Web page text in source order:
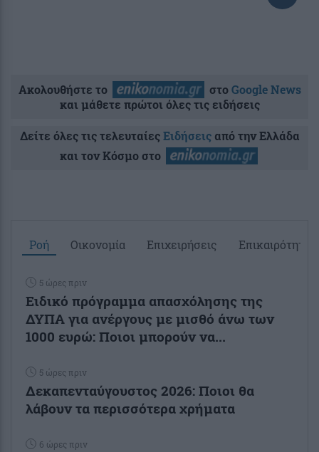
Ακολουθήστε το στοGoogle News
και μάθετε πρώτοι όλες τις ειδήσεις
Δείτε όλες τις τελευταίεςΕιδήσειςαπό την Ελλάδα
και τον Κόσμο στο
Ροή Οικονομία Επιχειρήσεις Επικαιρότητα
5 ώρες πριν
Ειδικό πρόγραμμα απασχόλησης της
ΔΥΠΑ για ανέργους με μισθό άνω των
1000 ευρώ: Ποιοι μπορούν να...
5 ώρες πριν
Δεκαπενταύγουστος 2026: Ποιοι θα
λάβουν τα περισσότερα χρήματα
6 ώρες πριν